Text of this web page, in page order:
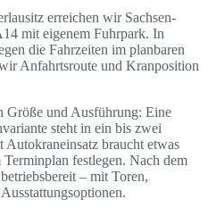
erreichen wir Sachsen-
mit eigenem Fuhrpark. In
die Fahrzeiten im planbaren
Anfahrtsroute und Kranposition
Größe und Ausführung: Eine
steht in ein bis zwei
braucht etwas
festlegen. Nach dem
– mit Toren,